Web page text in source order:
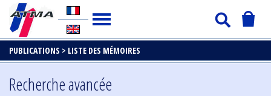
PUBLICATIONS > LISTE DES MÉMOIRES
Recherche avancée